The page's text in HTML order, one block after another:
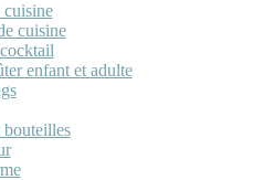
cuisine
cuisine
enfant et adulte
bouteilles